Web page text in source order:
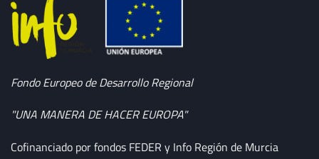
Fondo Europeo de Desarrollo Regional
"UNA MANERA DE HACER EUROPA"
Cofinanciado por fondos FEDER y Info Región de Murcia